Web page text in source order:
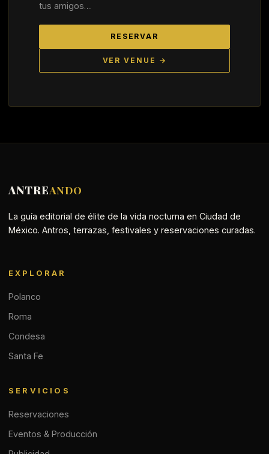
tus amigos…
RESERVAR
VER VENUE →
ANTREANDO
La guía editorial de élite de la vida nocturna en Ciudad de
México. Antros, terrazas, festivales y reservaciones curadas.
EXPLORAR
Polanco
Roma
Condesa
Santa Fe
SERVICIOS
Reservaciones
Eventos & Producción